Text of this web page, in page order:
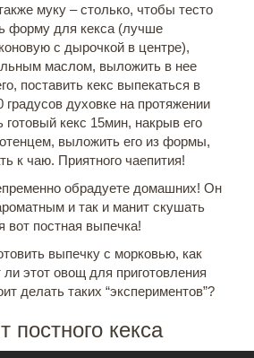
муку – столько, чтобы тесто
форму для кекса (лучше
с дырочкой в центре),
маслом, выложить в нее
поставить кекс выпекаться в
градусов духовке на протяжении
кекс 15мин, накрыв его
выложить его из формы,
к чаю. Приятного чаепития!
обрадуете домашних! Он
и так и манит скушать
вот постная выпечка!
выпечку с морковью, как
ли этот овощ для приготовления
делать таких “экспериментов”?
постного кекса